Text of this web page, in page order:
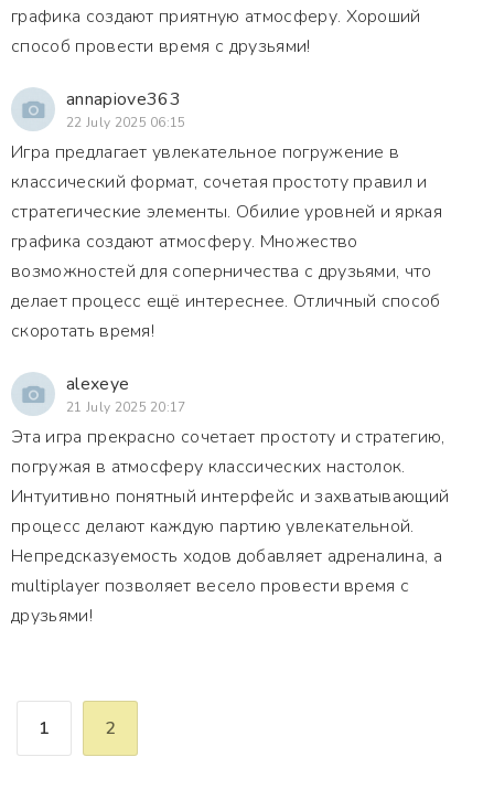
графика создают приятную атмосферу. Хороший
способ провести время с друзьями!
annapiove363
22 July 2025 06:15
Игра предлагает увлекательное погружение в
классический формат, сочетая простоту правил и
стратегические элементы. Обилие уровней и яркая
графика создают атмосферу. Множество
возможностей для соперничества с друзьями, что
делает процесс ещё интереснее. Отличный способ
скоротать время!
alexeye
21 July 2025 20:17
Эта игра прекрасно сочетает простоту и стратегию,
погружая в атмосферу классических настолок.
Интуитивно понятный интерфейс и захватывающий
процесс делают каждую партию увлекательной.
Непредсказуемость ходов добавляет адреналина, а
multiplayer позволяет весело провести время с
друзьями!
1 2